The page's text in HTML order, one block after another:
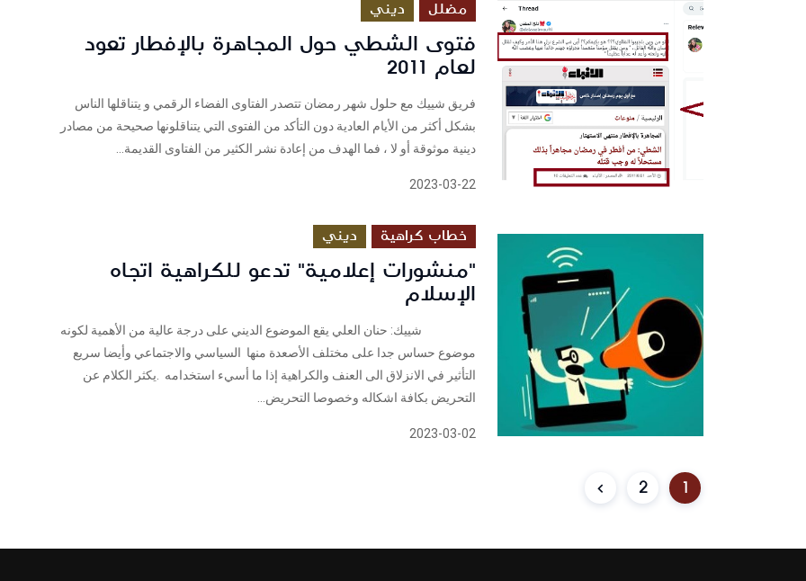
مضلل ديني
فتوى الشطي حول المجاهرة بالإفطار تعود
لعام 2011
فريق شييك مع حلول شهر رمضان تتصدر الفتاوى الفضاء الرقمي و يتناقلها الناس
بشكل أكثر من الأيام العادية دون التأكد من الفتوى التي يتناقلونها صحيحة من مصادر
دينية موثوقة أو لا ، فما الهدف من إعادة نشر الكثير من الفتاوى القديمة...
2023-03-22
خطاب كراهية ديني
"منشورات إعلامية" تدعو للكراهية اتجاه
الإسلام
شييك: حنان العلي يقع الموضوع الديني على درجة عالية من الأهمية لكونه
موضوع حساس جدا على مختلف الأصعدة منها السياسي والاجتماعي وأيضا سريع
التأثير في الانزلاق الى العنف والكراهية إذا ما أسيء استخدامه .يكثر الكلام عن
التحريض بكافة اشكاله وخصوصا التحريض...
2023-03-02
1
2